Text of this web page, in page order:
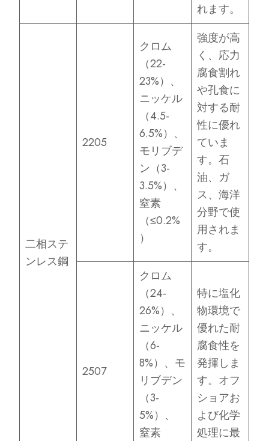
れます。
二相ステ
ンレス鋼
2205
クロム
（22-
23%）、
ニッケル
（4.5-
6.5%）、
モリブデ
ン（3-
3.5%）、
窒素
（≤0.2%
）
強度が高
く、応力
腐食割れ
や孔食に
対する耐
性に優れ
ていま
す。石
油、ガ
ス、海洋
分野で使
用されま
す。
2507
クロム
（24-
26%）、
ニッケル
（6-
8%）、モ
リブデン
（3-
5%）、
窒素
特に塩化
物環境で
優れた耐
腐食性を
発揮しま
す。オフ
ショアお
よび化学
処理に最